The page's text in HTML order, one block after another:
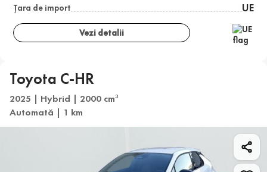
Țara de import UE
Vezi detalii
Toyota C-HR
2025 | Hybrid | 2000 cm3
Automată | 1 km